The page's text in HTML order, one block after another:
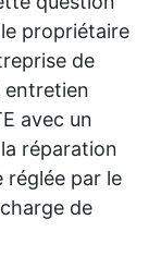
propriétaire
de
entretien
avec un
réparation
par le
de